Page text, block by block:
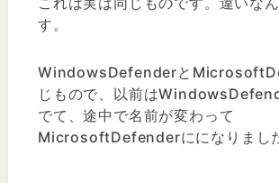
す。
WindowsDefenderと
じもので、以前は
でて、途中で名前が変わって
MicrosoftDefenderにになりまし